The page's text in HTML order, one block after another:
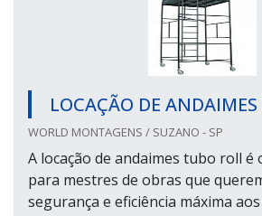
LOCAÇÃO DE
WORLD MONTAGENS / SUZANO - SP
A locação de andaimes tubo roll é
para mestres de obras que
segurança e eficiência máxima